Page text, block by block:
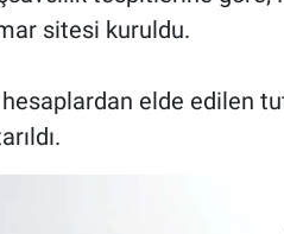
sitesi kuruldu.
elde edilen